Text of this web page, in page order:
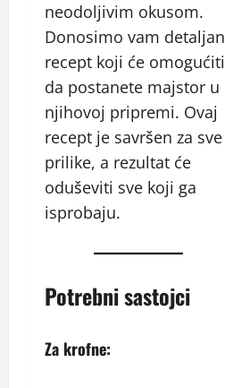
neodoljivim okusom.
Donosimo vam detaljan
recept koji će omogućiti
da postanete majstor u
njihovoj pripremi. Ovaj
recept je savršen za sve
prilike, a rezultat će
oduševiti sve koji ga
isprobaju.
Potrebni sastojci
Za krofne: